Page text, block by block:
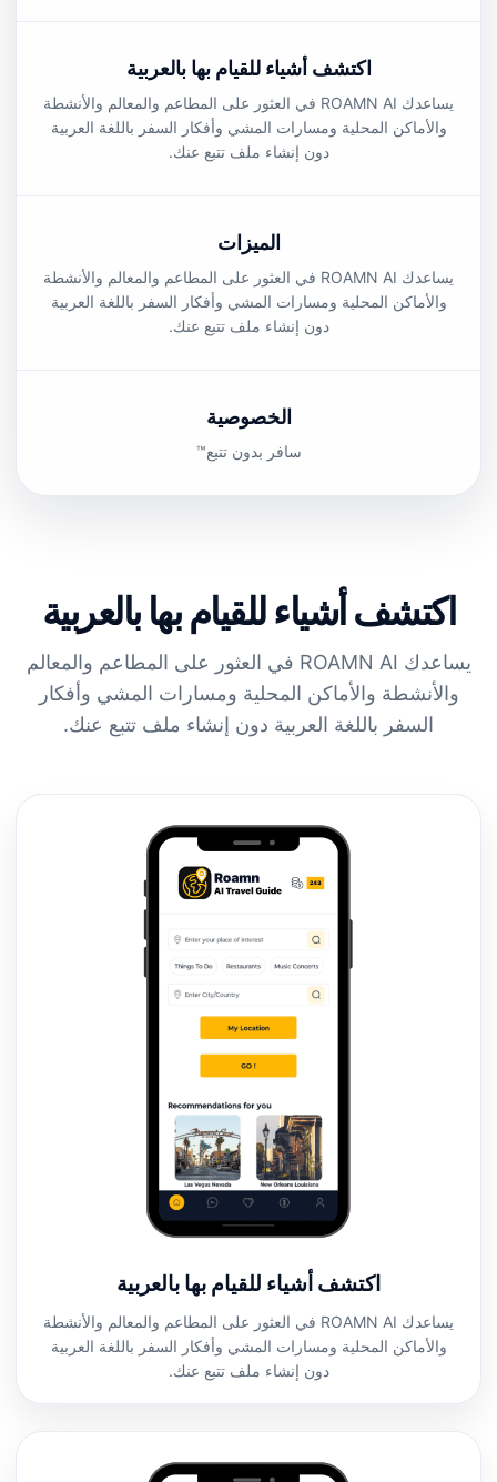
اكتشف أشياء للقيام بها بالعربية
يساعدك ROAMN AI في العثور على المطاعم والمعالم والأنشطة
والأماكن المحلية ومسارات المشي وأفكار السفر باللغة العربية
دون إنشاء ملف تتبع عنك.
الميزات
يساعدك ROAMN AI في العثور على المطاعم والمعالم والأنشطة
والأماكن المحلية ومسارات المشي وأفكار السفر باللغة العربية
دون إنشاء ملف تتبع عنك.
الخصوصية
سافر بدون تتبع™
اكتشف أشياء للقيام بها بالعربية
يساعدك ROAMN AI في العثور على المطاعم والمعالم
والأنشطة والأماكن المحلية ومسارات المشي وأفكار
السفر باللغة العربية دون إنشاء ملف تتبع عنك.
اكتشف أشياء للقيام بها بالعربية
يساعدك ROAMN AI في العثور على المطاعم والمعالم والأنشطة
والأماكن المحلية ومسارات المشي وأفكار السفر باللغة العربية
دون إنشاء ملف تتبع عنك.